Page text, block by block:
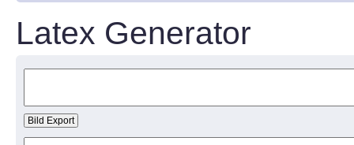
Latex Generator